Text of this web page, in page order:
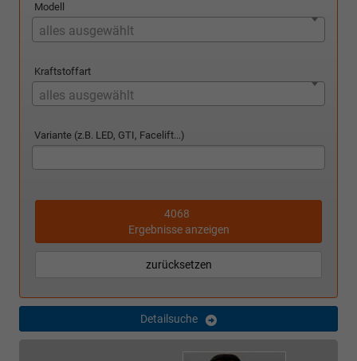
Modell
alles ausgewählt
Kraftstoffart
alles ausgewählt
Variante (z.B. LED, GTI, Facelift...)
4068
Ergebnisse anzeigen
zurücksetzen
Detailsuche